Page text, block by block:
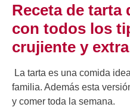
Receta de tarta
con todos los
crujiente y
La tarta es una comida
familia. Además esta
y comer toda la semana.